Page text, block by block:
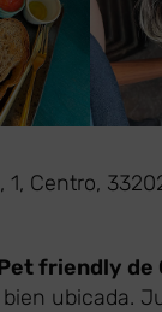
1, Centro,
friendly de
ubicada.